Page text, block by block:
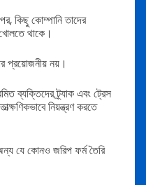
কিছু কোম্পানি তাদের
থাকে।
প্রয়োজনীয় নয়।
ব্যক্তিদের ট্র্যাক এবং ট্রেস
নিয়ন্ত্রণ করতে
কোনও জরিপ ফর্ম তৈরি